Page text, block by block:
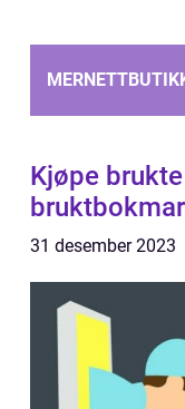
Kjøpe
31 desember 2023